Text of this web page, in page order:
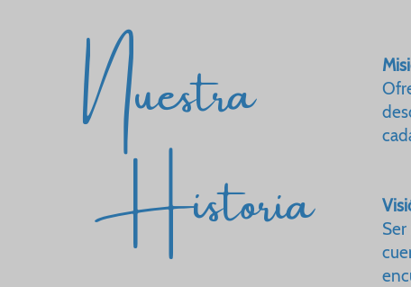
Nuestra
Historia